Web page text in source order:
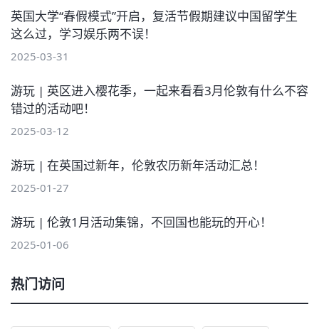
英国大学“春假模式”开启，复活节假期建议中国留学生
这么过，学习娱乐两不误！
2025-03-31
游玩 | 英区进入樱花季，一起来看看3月伦敦有什么不容
错过的活动吧！
2025-03-12
游玩 | 在英国过新年，伦敦农历新年活动汇总！
2025-01-27
游玩 | 伦敦1月活动集锦，不回国也能玩的开心！
2025-01-06
热门访问